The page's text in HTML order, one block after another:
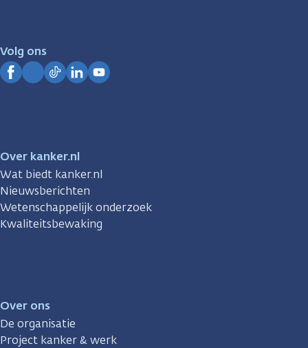
Volg ons
Over kanker.nl
Wat biedt kanker.nl
Nieuwsberichten
Wetenschappelijk onderzoek
Kwaliteitsbewaking
Over ons
De organisatie
Project kanker & werk